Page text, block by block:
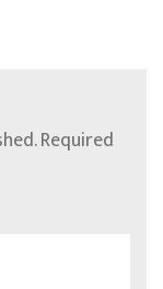
Required